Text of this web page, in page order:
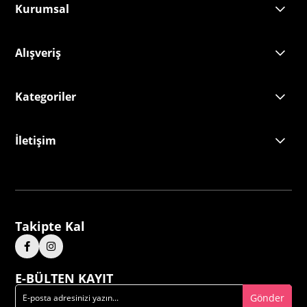
Kurumsal
Alışveriş
Kategoriler
İletişim
Takipte Kal
E-BÜLTEN KAYIT
Gönder